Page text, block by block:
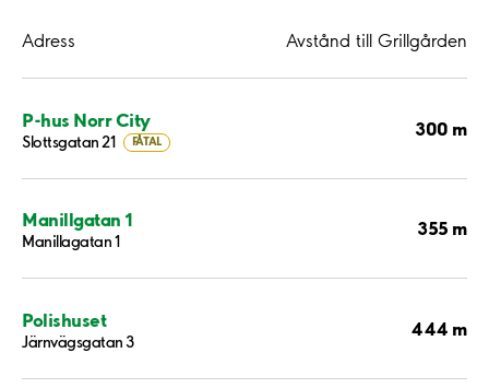
Adress Avstånd till Grillgården
P-hus Norr City
Slottsgatan 21 FÅTAL
300 m
Manillgatan 1
Manillagatan 1
355 m
Polishuset
Järnvägsgatan 3
444 m